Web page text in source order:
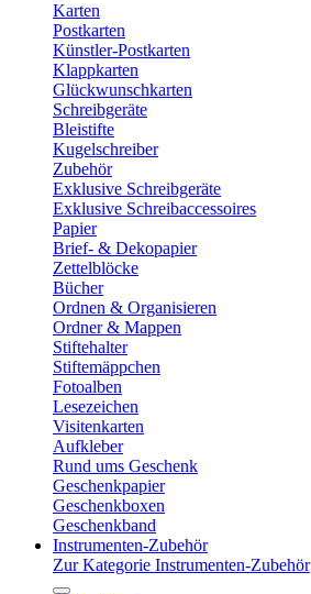
Karten
Postkarten
Künstler-Postkarten
Klappkarten
Glückwunschkarten
Schreibgeräte
Bleistifte
Kugelschreiber
Zubehör
Exklusive Schreibgeräte
Exklusive Schreibaccessoires
Papier
Brief- & Dekopapier
Zettelblöcke
Bücher
Ordnen & Organisieren
Ordner & Mappen
Stiftehalter
Stiftemäppchen
Fotoalben
Lesezeichen
Visitenkarten
Aufkleber
Rund ums Geschenk
Geschenkpapier
Geschenkboxen
Geschenkband
Instrumenten-Zubehör
Zur Kategorie Instrumenten-Zubehör